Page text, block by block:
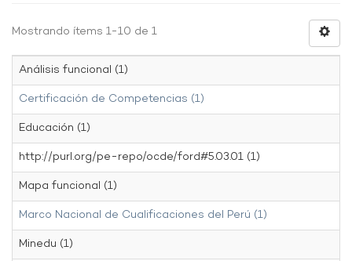
Mostrando ítems 1-10 de 1
Análisis funcional (1)
Certificación de Competencias (1)
Educación (1)
http://purl.org/pe-repo/ocde/ford#5.03.01 (1)
Mapa funcional (1)
Marco Nacional de Cualificaciones del Perú (1)
Minedu (1)